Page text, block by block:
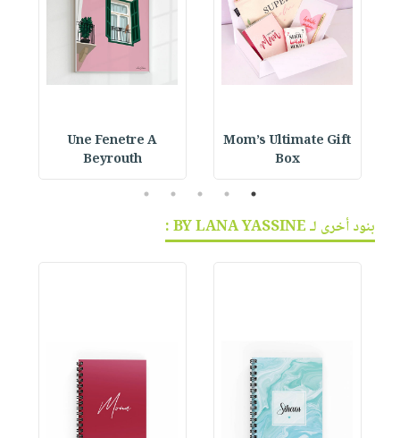
Mom’s Ultimate Gift
Box
Une Fenetre A
Beyrouth
1
2
3
4
5
بنود أخرى لـ BY LANA YASSINE :